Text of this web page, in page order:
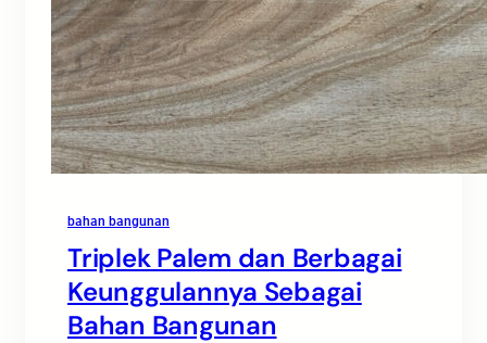
bahan bangunan
Triplek Palem dan Berbagai
Keunggulannya Sebagai
Bahan Bangunan